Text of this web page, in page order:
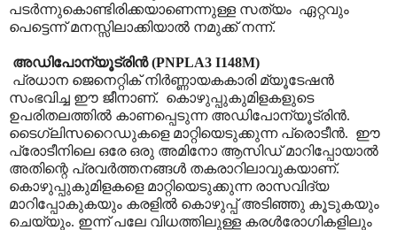
പടർന്നുകൊണ്ടിരിക്കയാണെന്നുള്ള സത്യം ഏറ്റവും
പെട്ടെന്ന് മനസ്സിലാക്കിയാൽ നമുക്ക് നന്ന്.
അഡിപോന്യൂട്രിൻ (PNPLA3 I148M)
പ്രധാന ജെനെറ്റിക് നിർണ്ണായകകാരി മ്യൂടേഷൻ
സംഭവിച്ച ഈ ജീനാണ്. കൊഴുപ്പുകുമിളകളുടെ
ഉപരിതലത്തിൽ കാണപ്പെടുന്ന അഡിപോന്യൂട്രിൻ.
ടൈഗ്ലിസറൈഡുകളെ മാറ്റിയെടുക്കുന്ന പ്രൊടീൻ. ഈ
പ്രോടീനിലെ ഒരേ ഒരു അമിനോ ആസിഡ് മാറിപ്പോയാൽ
അതിന്റെ പ്രവർത്തനങ്ങൾ തകരാറിലാവുകയാണ്.
കൊഴുപ്പുകുമിളകളെ മാറ്റിയെടുക്കുന്ന രാസവിദ്യ
മാറിപ്പോകുകയും കരളിൽ കൊഴുപ്പ് അടിഞ്ഞു കൂടുകയും
ചെയ്യും. ഇന്ന് പലേ വിധത്തിലുള്ള കരൾരോഗികളിലും